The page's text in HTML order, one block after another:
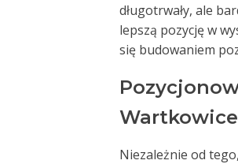
długotrwały, ale
lepszą pozycję w
się budowaniem
Niezależnie od